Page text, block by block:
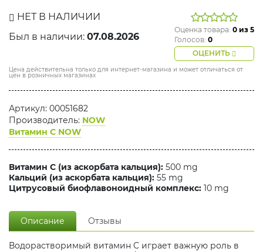
НЕТ В НАЛИЧИИ
Был в наличии: 07.08.2026
Оценка товара: 0 из 5
Голосов: 0
ОЦЕНИТЬ
Цена действительна только для интернет-магазина и может отличаться от
цен в розничных магазинах
Артикул: 00051682
Производитель: NOW
Витамин C NOW
Витамин С (из аскорбата кальция): 500 mg
Кальций (из аскорбата кальция): 55 mg
Цитрусовый биофлавоноидный комплекс: 10 mg
Описание Отзывы
Водорастворимый витамин C играет важную роль в